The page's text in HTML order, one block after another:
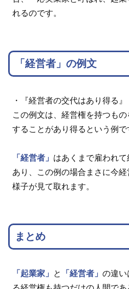
れるのです。
「経営者」の例文
・『経営者の交代はあり得る』
この例文は、経営権を持つも
することがあり得るという例で
「経営者」 はあくまで雇われ
あり、この例の場合まさに今
様子が見て取れます。
まとめ
「起業家」 と 「経営者」 の違い